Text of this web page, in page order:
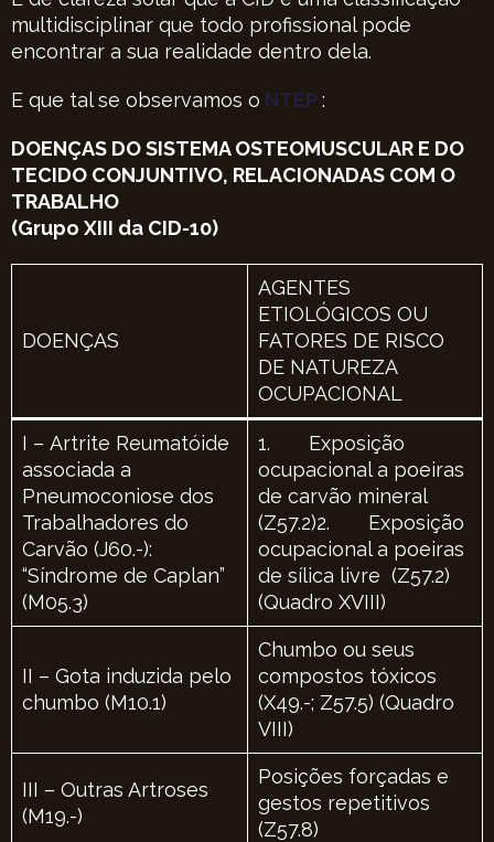
multidisciplinar que todo profissional pode
encontrar a sua realidade dentro dela.
E que tal se observamos o NTEP :
DOENÇAS DO SISTEMA OSTEOMUSCULAR E DO
TECIDO CONJUNTIVO, RELACIONADAS COM O
TRABALHO
(Grupo XIII da CID-10)
DOENÇAS
AGENTES
ETIOLÓGICOS OU
FATORES DE RISCO
DE NATUREZA
OCUPACIONAL
I – Artrite Reumatóide
associada a
Pneumoconiose dos
Trabalhadores do
Carvão (J60.-):
“Síndrome de Caplan”
(M05.3)
1. Exposição
ocupacional a poeiras
de carvão mineral
(Z57.2)2. Exposição
ocupacional a poeiras
de sílica livre (Z57.2)
(Quadro XVIII)
II – Gota induzida pelo
chumbo (M10.1)
Chumbo ou seus
compostos tóxicos
(X49.-; Z57.5) (Quadro
VIII)
III – Outras Artroses
(M19.-)
Posições forçadas e
gestos repetitivos
(Z57.8)